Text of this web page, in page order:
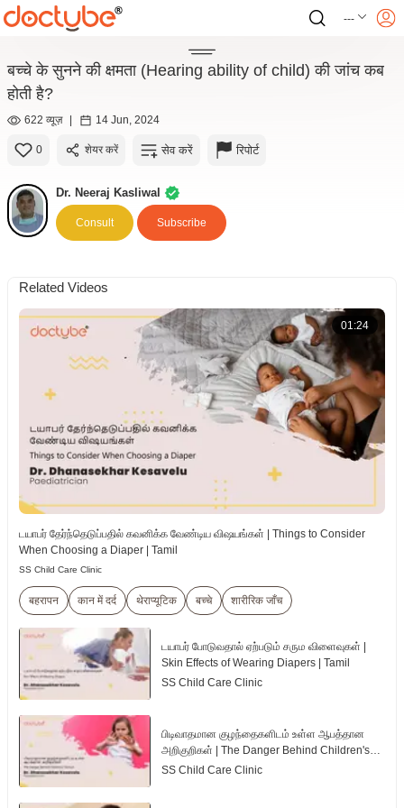
---
बच्चे के सुनने की क्षमता (Hearing ability of child) की जांच कब
होती है?
622 व्यूज़ | 14 Jun, 2024
0 शेयर करें सेव करें रिपोर्ट
Dr. Neeraj Kasliwal
Consult Subscribe
Related Videos
01:24
டயாபர் தேர்ந்தெடுப்பதில் கவனிக்க வேண்டிய விஷயங்கள் | Things to Consider
When Choosing a Diaper | Tamil
SS Child Care Clinic
बहरापन कान में दर्द थेराप्यूटिक बच्चे शारीरिक जाँच
டயாபர் போடுவதால் ஏற்படும் சரும விளைவுகள் |
Skin Effects of Wearing Diapers | Tamil
SS Child Care Clinic
பிடிவாதமான குழந்தைகளிடம் உள்ள ஆபத்தான
அறிகுறிகள் | The Danger Behind Children's
Tantrum | Tamil
SS Child Care Clinic